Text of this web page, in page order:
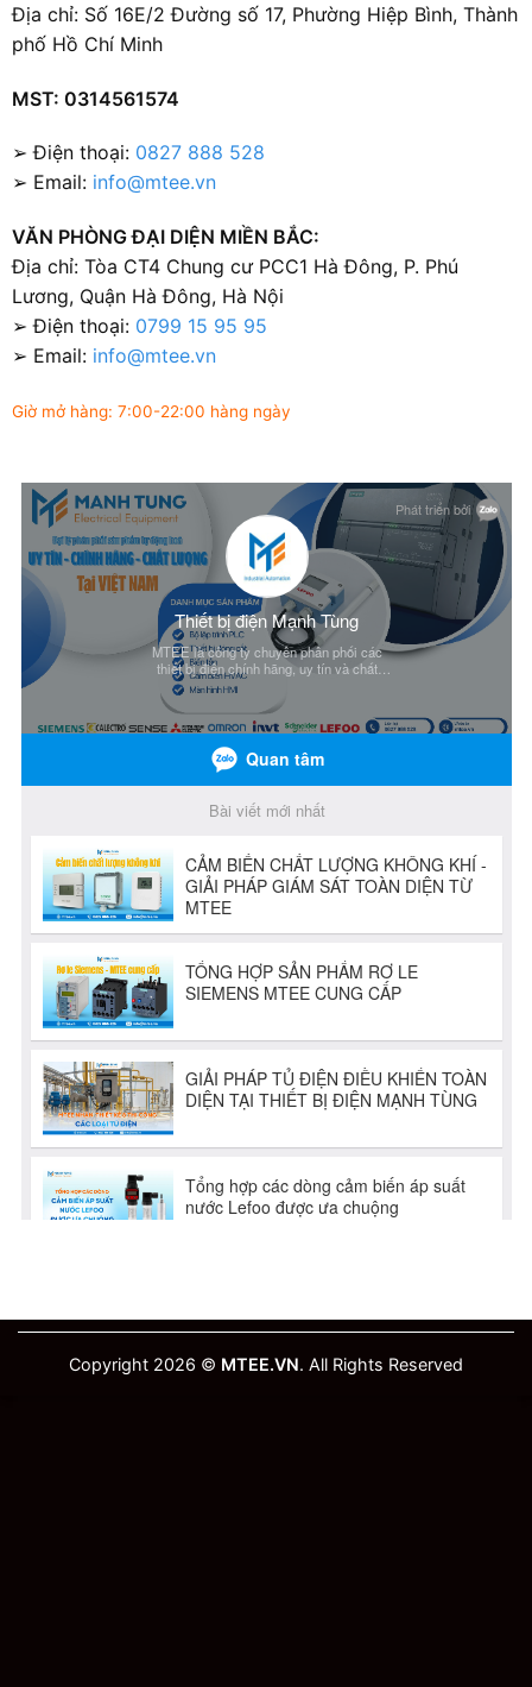
Địa chỉ: Số 16E/2 Đường số 17, Phường Hiệp Bình, Thành
phố Hồ Chí Minh
MST: 0314561574
➢ Điện thoại: 0827 888 528
➢ Email: info@mtee.vn
VĂN PHÒNG ĐẠI DIỆN MIỀN BẮC:
Địa chỉ: Tòa CT4 Chung cư PCC1 Hà Đông, P. Phú
Lương, Quận Hà Đông, Hà Nội
➢ Điện thoại: 0799 15 95 95
➢ Email: info@mtee.vn
Giờ mở hàng: 7:00-22:00 hàng ngày
Copyright 2026 © MTEE.VN. All Rights Reserved